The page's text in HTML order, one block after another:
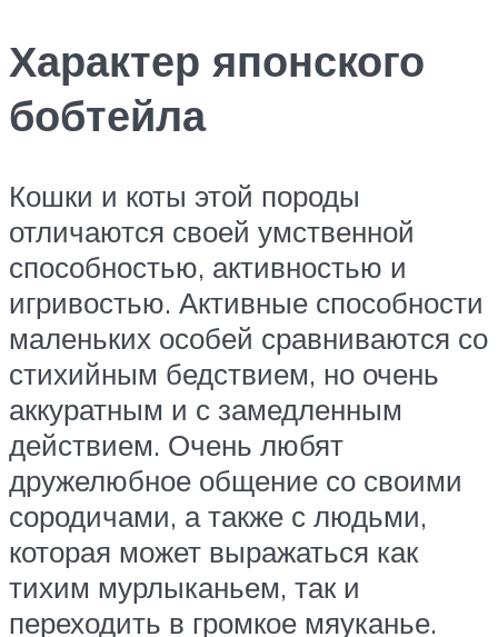
Характер японского
бобтейла
Кошки и коты этой породы
отличаются своей умственной
способностью, активностью и
игривостью. Активные способности
маленьких особей сравниваются со
стихийным бедствием, но очень
аккуратным и с замедленным
действием. Очень любят
дружелюбное общение со своими
сородичами, а также с людьми,
которая может выражаться как
тихим мурлыканьем, так и
переходить в громкое мяуканье.